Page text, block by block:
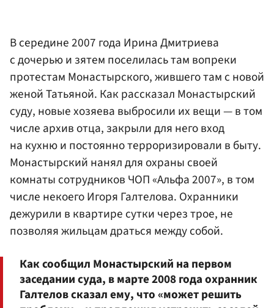
В середине 2007 года Ирина Дмитриева
с дочерью и зятем поселилась там вопреки
протестам Монастырского, жившего там с новой
женой Татьяной. Как рассказал Монастырский
суду, новые хозяева выбросили их вещи — в том
числе архив отца, закрыли для него вход
на кухню и постоянно терроризировали в быту.
Монастырский нанял для охраны своей
комнаты сотрудников ЧОП «Альфа 2007», в том
числе некоего Игоря Галтелова. Охранники
дежурили в квартире сутки через трое, не
позволяя жильцам драться между собой.
Как сообщил Монастырский на первом
заседании суда, в марте 2008 года охранник
Галтелов сказал ему, что «может решить